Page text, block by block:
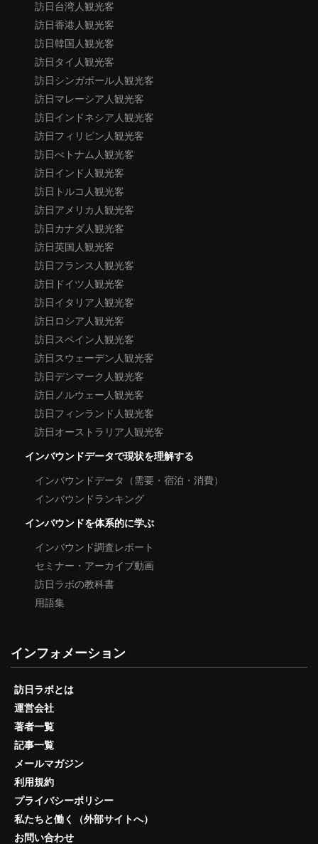
訪日台湾人観光客
訪日香港人観光客
訪日韓国人観光客
訪日タイ人観光客
訪日シンガポール人観光客
訪日マレーシア人観光客
訪日インドネシア人観光客
訪日フィリピン人観光客
訪日べトナム人観光客
訪日インド人観光客
訪日トルコ人観光客
訪日アメリカ人観光客
訪日カナダ人観光客
訪日英国人観光客
訪日フランス人観光客
訪日ドイツ人観光客
訪日イタリア人観光客
訪日ロシア人観光客
訪日スペイン人観光客
訪日スウェーデン人観光客
訪日デンマーク人観光客
訪日ノルウェー人観光客
訪日フィンランド人観光客
訪日オーストラリア人観光客
インバウンドデータで現状を理解する
インバウンドデータ（需要・宿泊・消費）
インバウンドランキング
インバウンドを体系的に学ぶ
インバウンド調査レポート
セミナー・アーカイブ動画
訪日ラボの教科書
用語集
インフォメーション
訪日ラボとは
運営会社
著者一覧
記事一覧
メールマガジン
利用規約
プライバシーポリシー
私たちと働く（外部サイトへ）
お問い合わせ